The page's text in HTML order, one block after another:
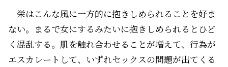
栄はこんな風に一方的に抱きしめられることを好ま
ない。まるで女にするみたいに抱きしめられるとひど
く混乱する。肌を触れ合わせることが増えて、行為が
エスカレートして、いずれセックスの問題が出てくる